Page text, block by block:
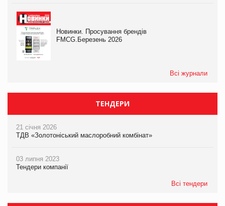
Новинки. Просування брендів
FMCG.Березень 2026
Всі журнали
ТЕНДЕРИ
21 січня 2026
ТДВ «Золотоніський маслоробний комбінат»
03 липня 2023
Тендери компанії
Всі тендери